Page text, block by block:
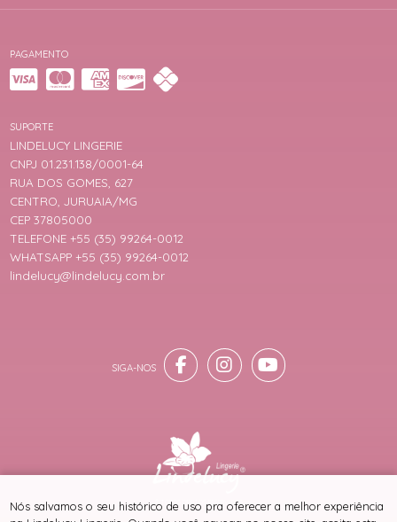
PAGAMENTO
SUPORTE
LINDELUCY LINGERIE
CNPJ 01.231.138/0001-64
RUA DOS GOMES, 627
CENTRO, JURUAIA/MG
CEP 37805000
TELEFONE +55 (35) 99264-0012
WHATSAPP +55 (35) 99264-0012
lindelucy@lindelucy.com.br
® TODOS DIREITOS RESERVADOS
Nós salvamos o seu histórico de uso pra oferecer a melhor experiência